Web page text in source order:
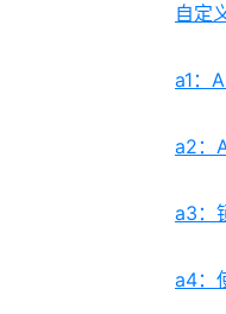
自定
a1：
a2：
a3：
a4：